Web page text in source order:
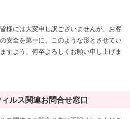
様には大変申し訳ございませんが、お客
安全を第一に、このような形とさせてい
すよう、何卒よろしくお願い申し上げま
ルス関連お問合せ窓口